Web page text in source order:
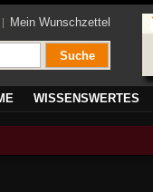
Mein Wunschzettel
Suche
WISSENSWERTES